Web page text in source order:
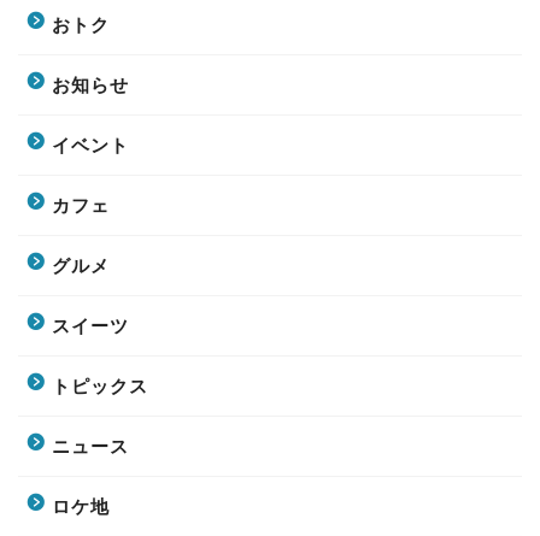
おトク
お知らせ
イベント
カフェ
グルメ
スイーツ
トピックス
ニュース
ロケ地